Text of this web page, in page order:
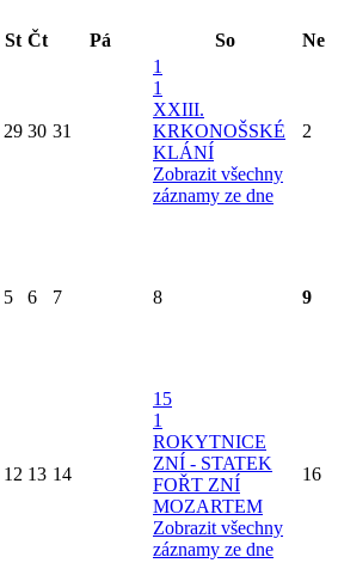
St Čt Pá So Ne
29 30 31
1
1
XXIII.
KRKONOŠSKÉ
KLÁNÍ
Zobrazit všechny
záznamy ze dne
2
5 6 7 8 9
12 13 14
15
1
ROKYTNICE
ZNÍ - STATEK
FOŘT ZNÍ
MOZARTEM
Zobrazit všechny
záznamy ze dne
16